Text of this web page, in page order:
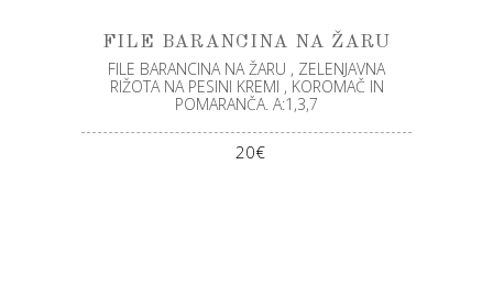
FILE BARANCINA NA ŽARU
FILE BARANCINA NA ŽARU , ZELENJAVNA
RIŽOTA NA PESINI KREMI , KOROMAČ IN
POMARANČA. A:1,3,7
20€